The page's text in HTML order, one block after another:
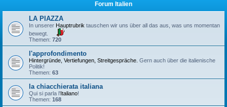
Forum Italien
LA PIAZZA
In unserer Hauptrubrik tauschen wir uns über all das aus, was uns momentan
bewegt.
Themen: 720
l'approfondimento
Hintergründe, Vertiefungen, Streitgespräche. Gern auch über die italienische
Politik!
Themen: 63
la chiacchierata italiana
Qui si parla l'Italiano!
Themen: 168